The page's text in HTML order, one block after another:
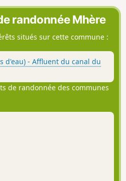
randonnée Mhère
situés sur cette commune :
d'eau) - Affluent du canal du
de randonnée des communes